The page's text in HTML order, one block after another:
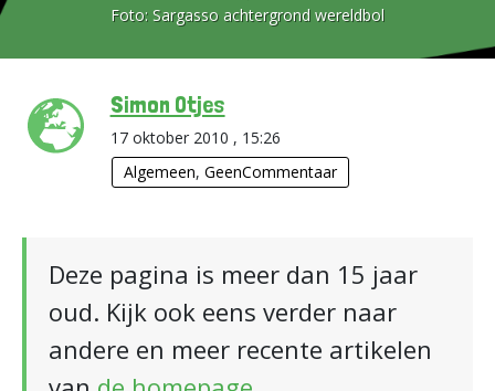
Foto: Sargasso achtergrond wereldbol
Simon Otjes
17 oktober 2010 , 15:26
Algemeen, GeenCommentaar
Deze pagina is meer dan 15 jaar
oud. Kijk ook eens verder naar
andere en meer recente artikelen